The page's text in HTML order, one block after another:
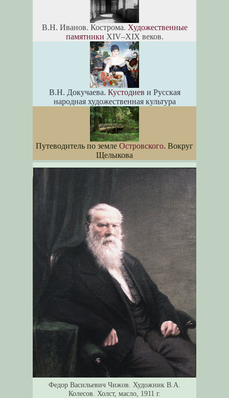
В.Н. Иванов. Кострома. Художественные
памятники XIV–XIX веков.
В.Н. Докучаева. Кустодиев и Русская
народная художественная культура
Путеводитель по земле Островского. Вокруг
Щелыкова
Федор Васильевич Чижов. Художник В.А.
Колесов. Холст, масло, 1911 г.